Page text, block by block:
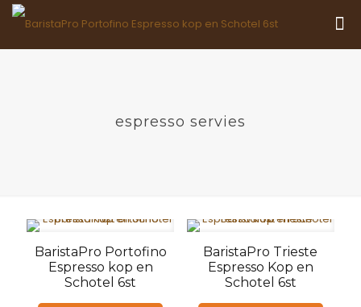
espresso servies
BaristaPro Portofino
Espresso kop en
Schotel 6st
BaristaPro Trieste
Espresso Kop en
Schotel 6st